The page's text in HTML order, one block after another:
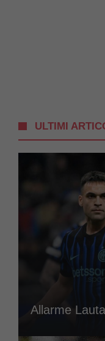
ULTIMI
Allarme